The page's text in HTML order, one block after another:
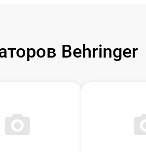
Behringer